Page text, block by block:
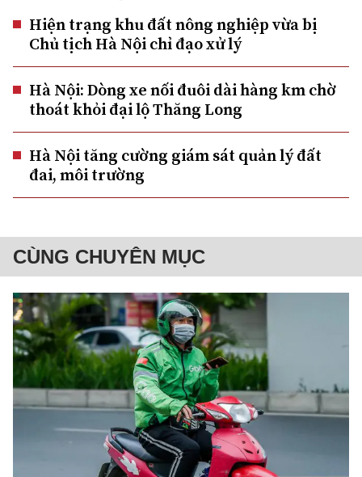
Hiện trạng khu đất nông nghiệp vừa bị
Chủ tịch Hà Nội chỉ đạo xử lý
Hà Nội: Dòng xe nối đuôi dài hàng km chờ
thoát khỏi đại lộ Thăng Long
Hà Nội tăng cường giám sát quản lý đất
đai, môi trường
CÙNG CHUYÊN MỤC